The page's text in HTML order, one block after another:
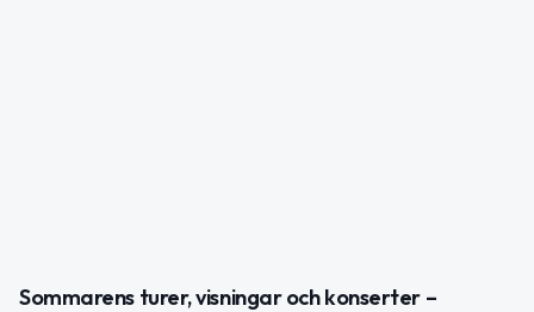
Sommarens turer, visningar och konserter –